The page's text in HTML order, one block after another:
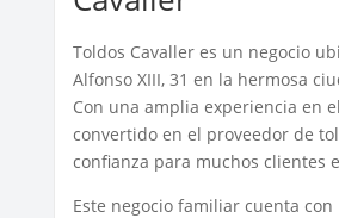
Toldos Cavaller es un negocio
Alfonso XIII, 31 en la hermosa
Con una amplia experiencia en
convertido en el proveedor de
confianza para muchos clientes
Este negocio familiar cuenta